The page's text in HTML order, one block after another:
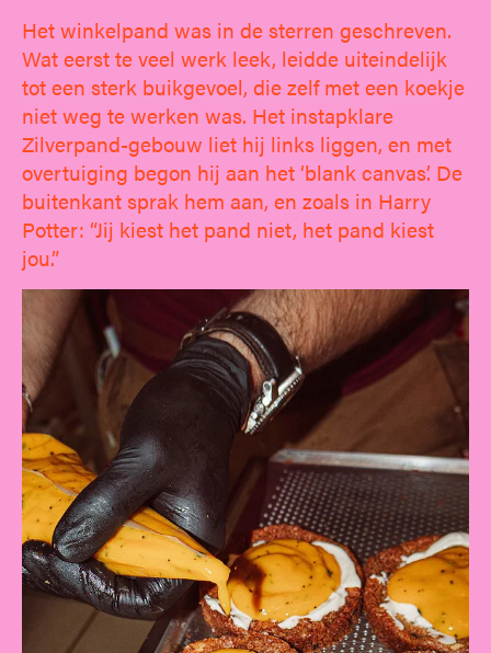
Het winkelpand was in de sterren geschreven.
Wat eerst te veel werk leek, leidde uiteindelijk
tot een sterk buikgevoel, die zelf met een koekje
niet weg te werken was. Het instapklare
Zilverpand-gebouw liet hij links liggen, en met
overtuiging begon hij aan het ‘blank canvas’. De
buitenkant sprak hem aan, en zoals in Harry
Potter: “Jij kiest het pand niet, het pand kiest
jou.”